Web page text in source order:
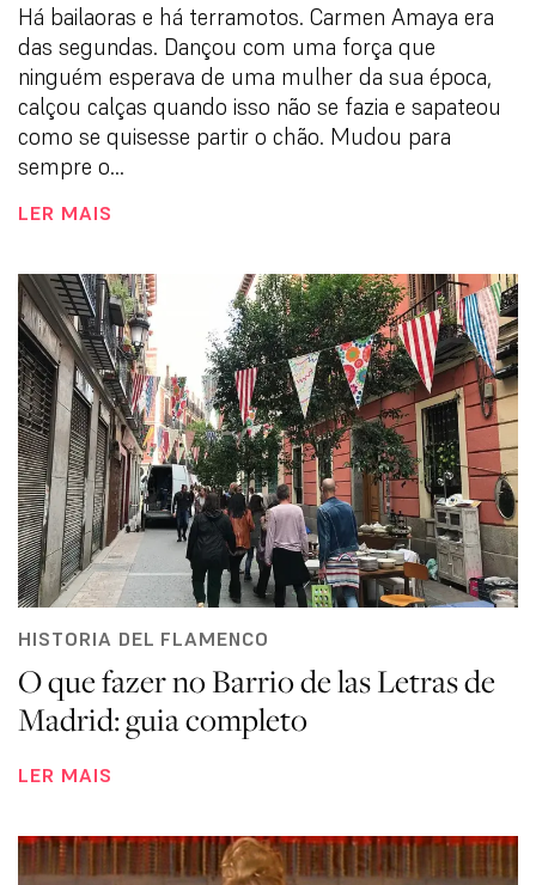
Há bailaoras e há terramotos. Carmen Amaya era
das segundas. Dançou com uma força que
ninguém esperava de uma mulher da sua época,
calçou calças quando isso não se fazia e sapateou
como se quisesse partir o chão. Mudou para
sempre o...
LER MAIS
HISTORIA DEL FLAMENCO
O que fazer no Barrio de las Letras de
Madrid: guia completo
LER MAIS